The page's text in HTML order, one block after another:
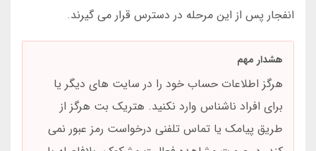
انفجار پس از این مرحله در دسترس قرار می گیرند.
هشدار مهم
هرگز اطلاعات حساب خود را در سایت های دیگر یا
برای افراد ناشناس وارد نکنید. هتریک بت هرگز از
طریق پیامک یا تماس تلفنی درخواست رمز عبور نمی